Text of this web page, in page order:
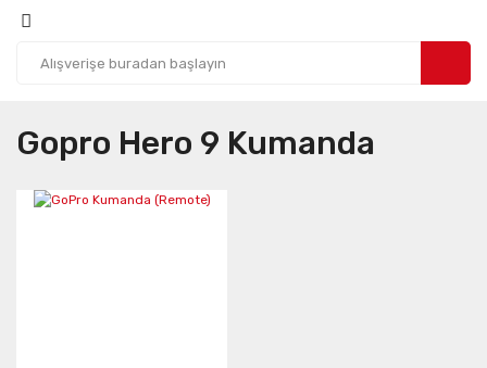
Gopro Hero 9 Kumanda